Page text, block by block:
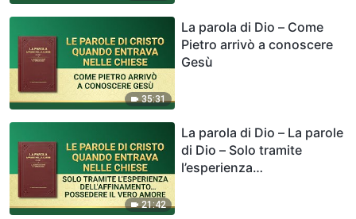
35:31
La parola di Dio – Come
Pietro arrivò a conoscere
Gesù
21:42
La parola di Dio – La parole
di Dio – Solo tramite
l’esperienza